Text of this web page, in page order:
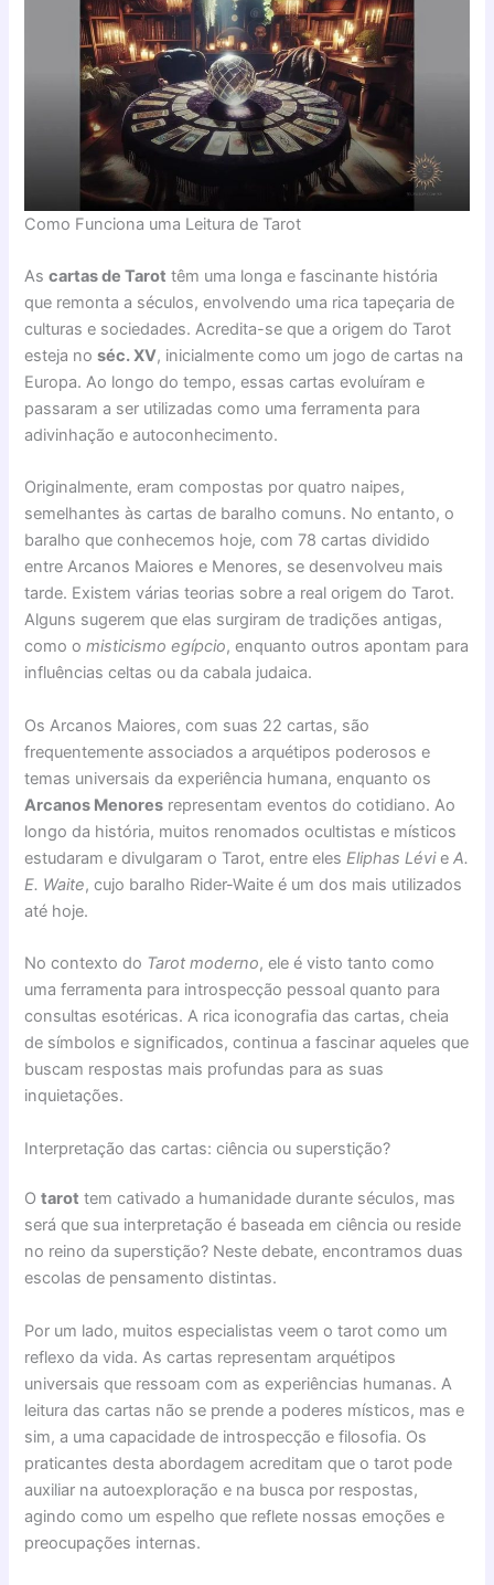
Como Funciona uma Leitura de Tarot
Ascartas de Tarot têm uma longa e fascinante história
que remonta a séculos, envolvendo uma rica tapeçaria de
culturas e sociedades. Acredita-se que a origem do Tarot
esteja noséc. XV, inicialmente como um jogo de cartas na
Europa. Ao longo do tempo, essas cartas evoluíram e
passaram a ser utilizadas como uma ferramenta para
adivinhação e autoconhecimento.
Originalmente, eram compostas por quatro naipes,
semelhantes às cartas de baralho comuns. No entanto, o
baralho que conhecemos hoje, com 78 cartas dividido
entre Arcanos Maiores e Menores, se desenvolveu mais
tarde. Existem várias teorias sobre a real origem do Tarot.
Alguns sugerem que elas surgiram de tradições antigas,
como omisticismo egípcio, enquanto outros apontam para
influências celtas ou da cabala judaica.
Os Arcanos Maiores, com suas 22 cartas, são
frequentemente associados a arquétipos poderosos e
temas universais da experiência humana, enquanto os
Arcanos Menores representam eventos do cotidiano. Ao
longo da história, muitos renomados ocultistas e místicos
estudaram e divulgaram o Tarot, entre elesEliphas LévieA.
E. Waite, cujo baralho Rider-Waite é um dos mais utilizados
até hoje.
No contexto do Tarot moderno, ele é visto tanto como
uma ferramenta para introspecção pessoal quanto para
consultas esotéricas. A rica iconografia das cartas, cheia
de símbolos e significados, continua a fascinar aqueles que
buscam respostas mais profundas para as suas
inquietações.
Interpretação das cartas: ciência ou superstição?
Otarot tem cativado a humanidade durante séculos, mas
será que sua interpretação é baseada em ciência ou reside
no reino da superstição? Neste debate, encontramos duas
escolas de pensamento distintas.
Por um lado, muitos especialistas veem o tarot como um
reflexo da vida. As cartas representam arquétipos
universais que ressoam com as experiências humanas. A
leitura das cartas não se prende a poderes místicos, mas e
sim, a uma capacidade de introspecção e filosofia. Os
praticantes desta abordagem acreditam que o tarot pode
auxiliar na autoexploração e na busca por respostas,
agindo como um espelho que reflete nossas emoções e
preocupações internas.